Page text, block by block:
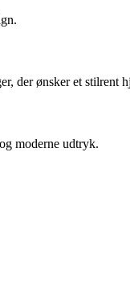
der ønsker et stilrent
moderne udtryk.